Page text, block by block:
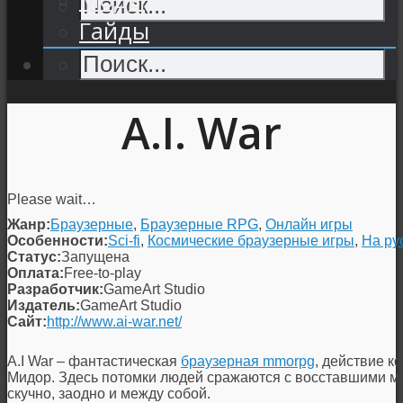
Гайды
A.I. War
Please wait…
Жанр:Браузерные, Браузерные RPG, Онлайн игры
Особенности:Sci-fi, Космические браузерные игры, На
Статус:Запущена
Оплата:Free-to-play
Разработчик:GameArt Studio
Издатель:GameArt Studio
Сайт:http://www.ai-war.net/
A.I War – фантастическая браузерная mmorpg, действие
Мидор. Здесь потомки людей сражаются с восставшими
скучно, заодно и между собой.